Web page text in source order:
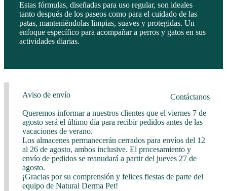
Estas fórmulas, diseñadas para uso regular, son ideales
tanto después de los paseos como para el cuidado de las
patas, manteniéndolas limpias, suaves y protegidas. Un
enfoque específico para acompañar a perros y gatos en sus
actividades diarias.
Contáctanos
Aviso de envío
Queremos informar a nuestros clientes que el viernes 7 de
agosto será el último día para recibir pedidos antes de las
vacaciones de verano.
Los almacenes permanecerán cerrados para envíos del 12
al 26 de agosto, ambos inclusive. El procesamiento y
envío de pedidos se reanudará a partir del jueves 27 de
agosto.
¡Gracias por su comprensión y felices fiestas de parte del
equipo de Natural Derma Pet!